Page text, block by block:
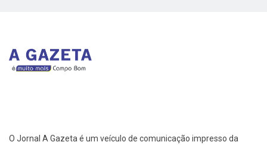
O Jornal A Gazeta é um veículo de comunicação impresso da